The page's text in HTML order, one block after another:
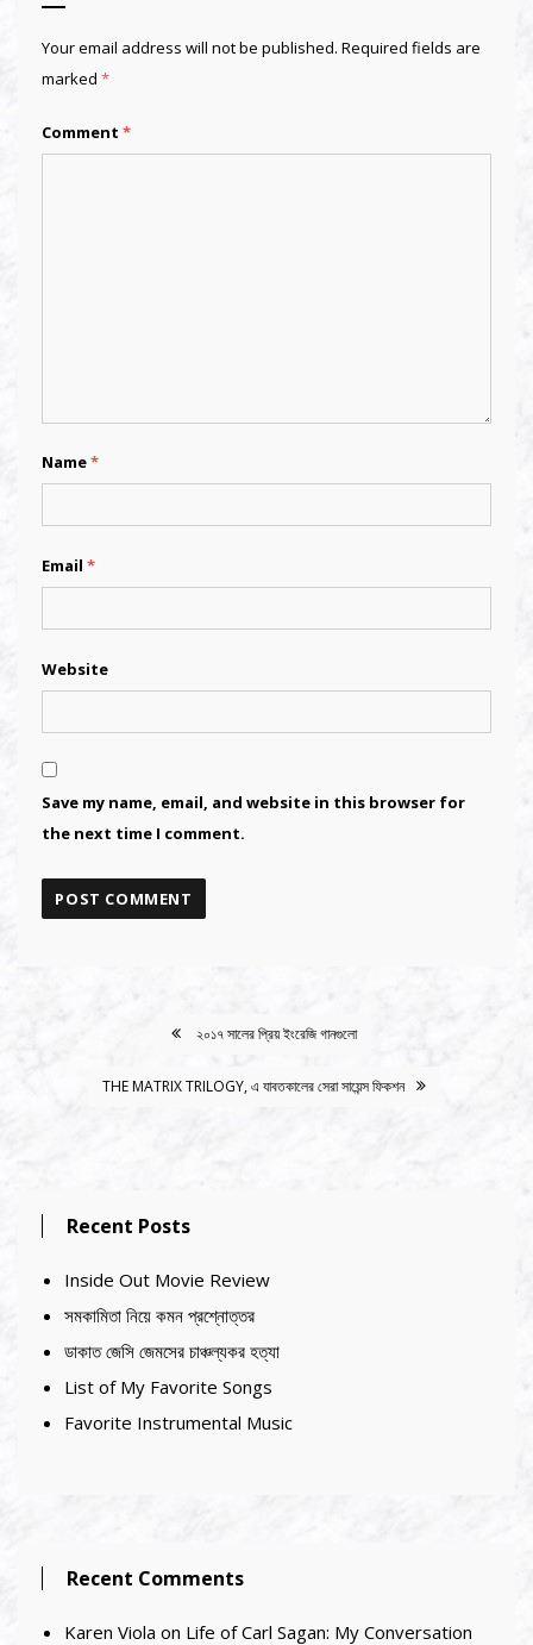
Your email address will not be published. Required fields are
marked *
Comment *
Name*
Email *
Website
Save my name, email, and website in this browser for
the next time I comment.
২০১৭ সালের প্রিয় ইংরেজি গানগুলো
THE MATRIX TRILOGY, এ যাবতকালের সেরা সায়েন্স ফিকশন
Recent Posts
Inside Out Movie Review
সমকামিতা নিয়ে কমন প্রশ্নোত্তর
ডাকাত জেসি জেমসের চাঞ্চল্যকর হত্যা
List of My Favorite Songs
Favorite Instrumental Music
Recent Comments
Karen Viola on Life of Carl Sagan: My Conversation